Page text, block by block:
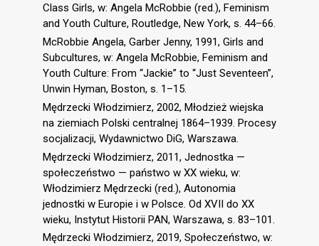
Class Girls, w: Angela McRobbie (red.), Feminism
and Youth Culture, Routledge, New York, s. 44–66.
McRobbie Angela, Garber Jenny, 1991, Girls and
Subcultures, w: Angela McRobbie, Feminism and
Youth Culture: From “Jackie” to “Just Seventeen”,
Unwin Hyman, Boston, s. 1–15.
Mędrzecki Włodzimierz, 2002, Młodzież wiejska
na ziemiach Polski centralnej 1864–1939. Procesy
socjalizacji, Wydawnictwo DiG, Warszawa.
Mędrzecki Włodzimierz, 2011, Jednostka —
społeczeństwo — państwo w XX wieku, w:
Włodzimierz Mędrzecki (red.), Autonomia
jednostki w Europie i w Polsce. Od XVII do XX
wieku, Instytut Historii PAN, Warszawa, s. 83–101.
Mędrzecki Włodzimierz, 2019, Społeczeństwo, w: